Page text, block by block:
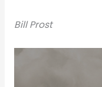
Bill Prost